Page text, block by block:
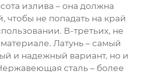
излива – она должна
чтобы не попадать на край
В-третьих, не
Латунь – самый
и надежный вариант, но и
сталь – более